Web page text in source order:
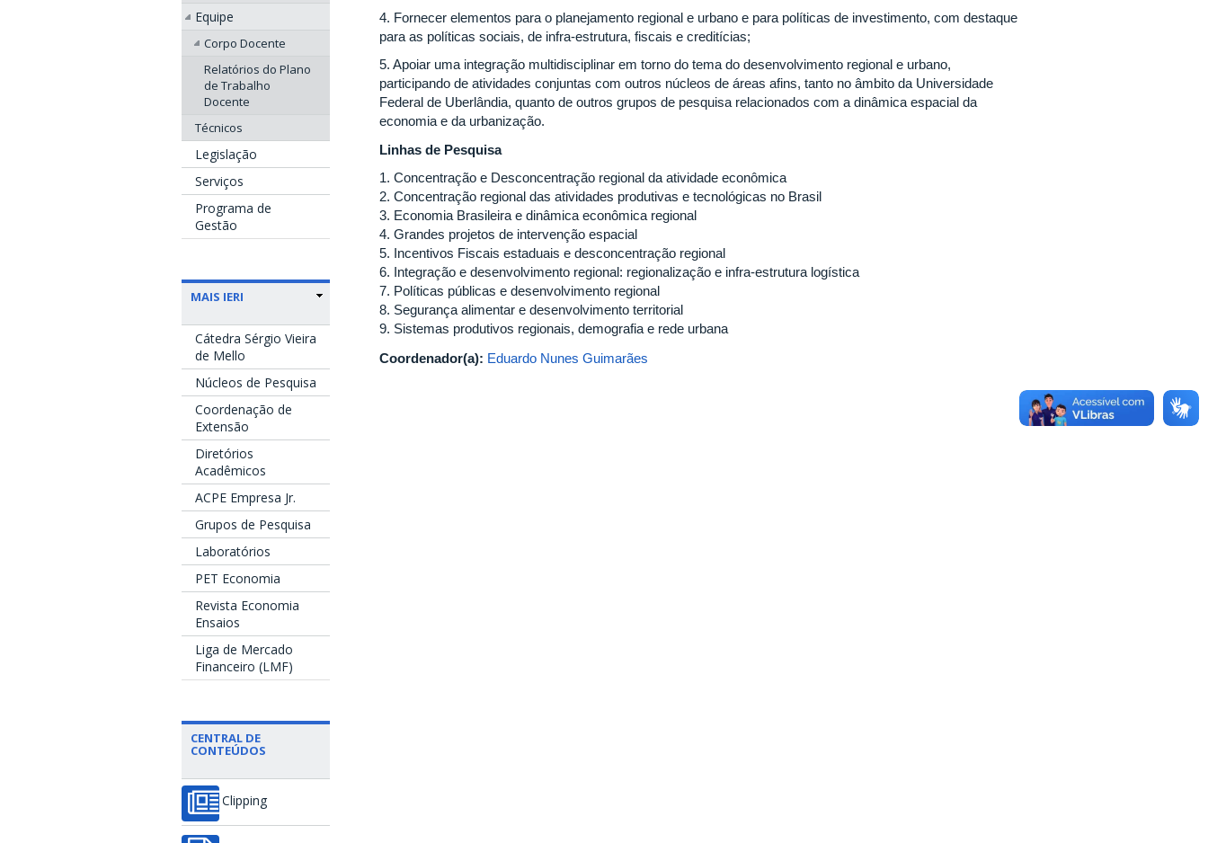
Equipe
Corpo Docente
Relatórios do Plano
de Trabalho
Docente
Técnicos
Legislação
Serviços
Programa de
Gestão
MAIS IERI
Cátedra Sérgio Vieira
de Mello
Núcleos de Pesquisa
Coordenação de
Extensão
Diretórios
Acadêmicos
ACPE Empresa Jr.
Grupos de Pesquisa
Laboratórios
PET Economia
Revista Economia
Ensaios
Liga de Mercado
Financeiro (LMF)
CENTRAL DE
CONTEÚDOS
Clipping
4. Fornecer elementos para o planejamento regional e urbano e para políticas de investimento, com destaque
para as políticas sociais, de infra-estrutura, fiscais e creditícias;
5. Apoiar uma integração multidisciplinar em torno do tema do desenvolvimento regional e urbano,
participando de atividades conjuntas com outros núcleos de áreas afins, tanto no âmbito da Universidade
Federal de Uberlândia, quanto de outros grupos de pesquisa relacionados com a dinâmica espacial da
economia e da urbanização.
Linhas de Pesquisa
1. Concentração e Desconcentração regional da atividade econômica
2. Concentração regional das atividades produtivas e tecnológicas no Brasil
3. Economia Brasileira e dinâmica econômica regional
4. Grandes projetos de intervenção espacial
5. Incentivos Fiscais estaduais e desconcentração regional
6. Integração e desenvolvimento regional: regionalização e infra-estrutura logística
7. Políticas públicas e desenvolvimento regional
8. Segurança alimentar e desenvolvimento territorial
9. Sistemas produtivos regionais, demografia e rede urbana
Coordenador(a): Eduardo Nunes Guimarães